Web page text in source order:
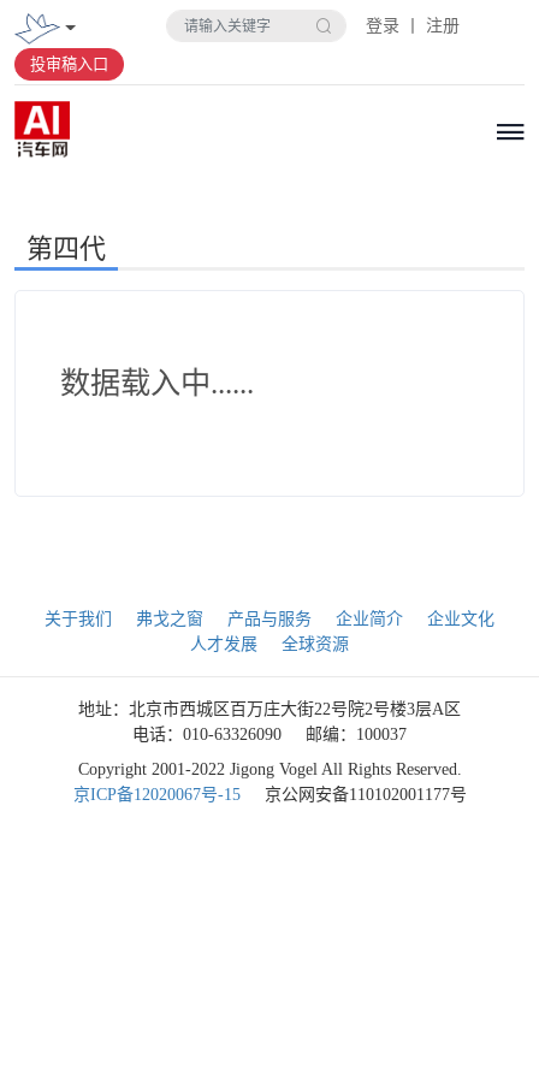
登录 丨 注册
投审稿入口
第四代
数据载入中......
关于我们 弗戈之窗 产品与服务 企业简介
企业文化
人才发展
全球资源
地址：北京市西城区百万庄大街22号院2号楼3层A区
电话：010-63326090
邮编：100037
Copyright 2001-2022 Jigong Vogel All Rights Reserved.
京ICP备12020067号-15
京公网安备110102001177号